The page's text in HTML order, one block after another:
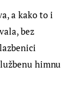
a kako to i
bez
himnu